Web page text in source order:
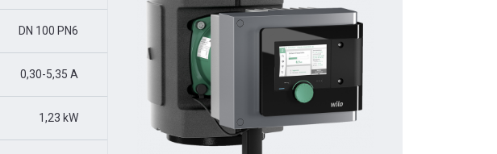
DN 100 PN6
0,30-5,35 A
1,23 kW